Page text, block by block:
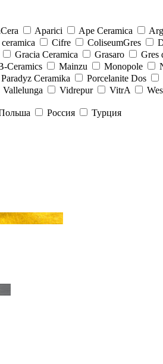
Aparici Ape Ceramica
Cifre ColiseumGres
Gracia Ceramica Grasaro Gres
Ceramics Mainzu Monopole
Paradyz Сeramika Porcelanite Dos
Vallelunga Vidrepur VitrA
Россия
Турция